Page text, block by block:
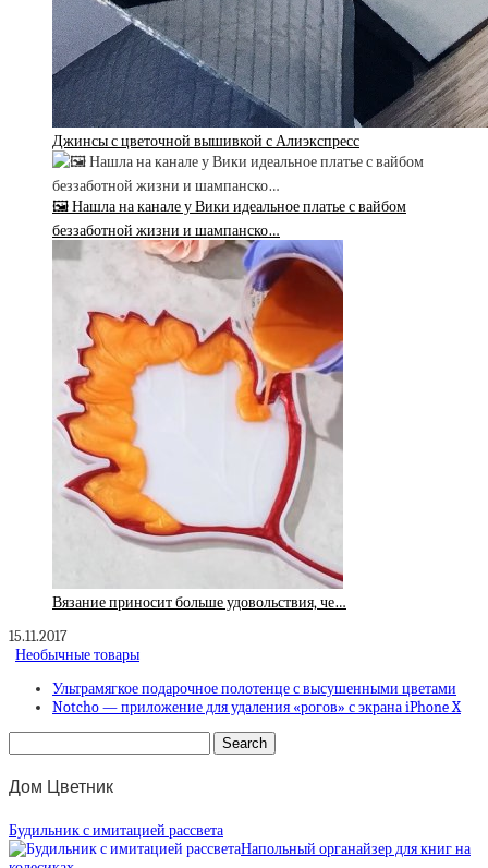
Джинсы с цветочной вышивкой с Алиэкспресс
🖼 Нашла на канале у Вики идеальное платье с вайбом
беззаботной жизни и шампанско…
Вязание приносит больше удовольствия, че…
15.11.2017
Необычные товары
Ультрамягкое подарочное полотенце с высушенными цветами
Notcho — приложение для удаления «рогов» с экрана iPhone X
Дом Цветник
Будильник с имитацией рассвета
Напольный органайзер для книг на